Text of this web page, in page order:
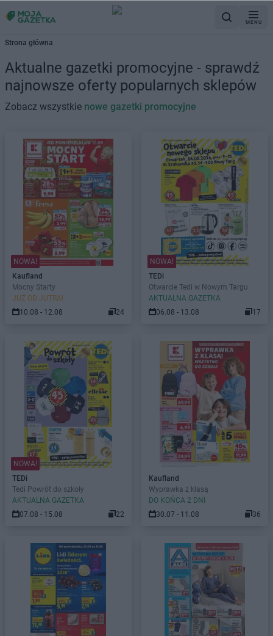
MENU
Strona główna
Aktualne gazetki promocyjne - sprawdź
najnowsze oferty popularnych sklepów
Zobacz wszystkie nowe gazetki promocyjne
NOWA!
Kaufland
Mocny Starty
JUŻ OD JUTRA!
10.08 - 12.08
24
NOWA!
TEDi
Otwarcie Tedi w Nowym Targu
AKTUALNA GAZETKA
06.08 - 13.08
17
NOWA!
TEDi
Tedi Powrót do szkoły
AKTUALNA GAZETKA
07.08 - 15.08
22
Kaufland
Wyprawka z klasą
DO KOŃCA 2 DNI
30.07 - 11.08
36